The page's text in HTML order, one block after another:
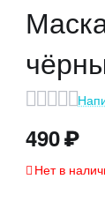
490₽
Нет в